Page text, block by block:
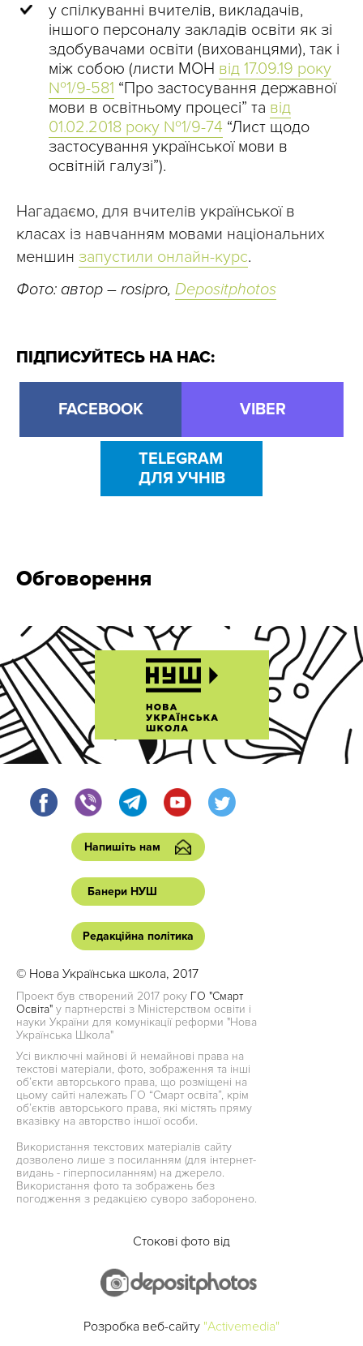
у спілкуванні вчителів, викладачів,
іншого персоналу закладів освіти як зі
здобувачами освіти (вихованцями), так і
між собою (листи МОН від 17.09.19 року
№1/9-581 “Про застосування державної
мови в освітньому процесі” та від
01.02.2018 року №1/9-74 “Лист щодо
застосування української мови в
освітній галузі”).
Нагадаємо, для вчителів української в
класах із навчанням мовами національних
меншин запустили онлайн-курс.
Фото: автор – rosipro, Depositphotos
ПІДПИСУЙТЕСЬ НА НАС:
FACEBOOK VIBER
TELEGRAM
ДЛЯ УЧНІВ
Обговорення
Напишіть нам
Банери НУШ
Редакційна політика
© Нова Українська школа, 2017
Проект був створений 2017 року ГО "Смарт
Освіта" у партнерстві з Міністерством освіти і
науки України для комунікації реформи "Нова
Українська Школа"
Усі виключні майнові й немайнові права на
текстові матеріали, фото, зображення та інші
об’єкти авторського права, що розміщені на
цьому сайті належать ГО “Смарт освіта”, крім
об’єктів авторського права, які містять пряму
вказівку на авторство іншої особи.
Використання текстових матеріалів сайту
дозволено лише з посиланням (для інтернет-
видань - гіперпосиланням) на джерело.
Використання фото та зображень без
погодження з редакцією суворо заборонено.
Стокові фото від
Розробка веб-сайту "Activemedia"